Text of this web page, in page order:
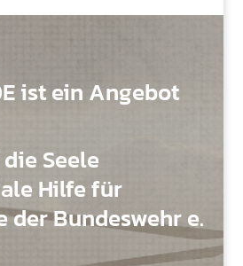
ist ein Angebot
Seele
Hilfe für
der Bundeswehr e.